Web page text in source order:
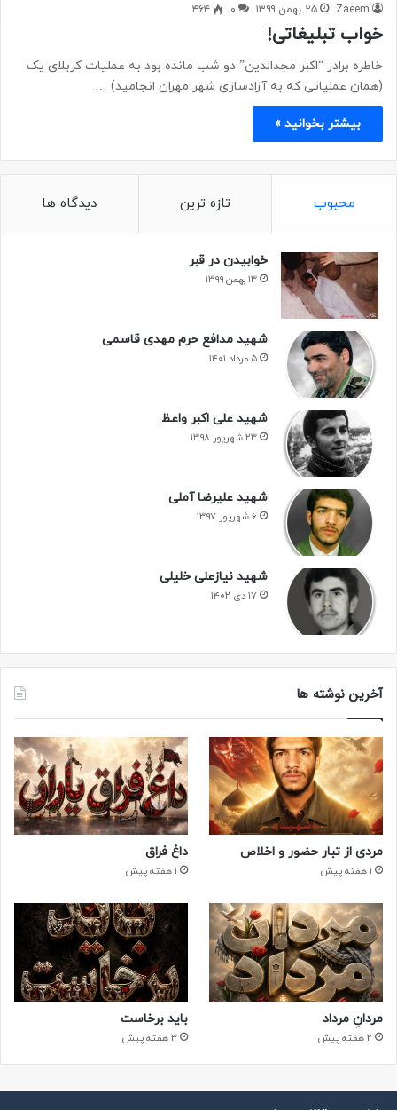
Zaeem ۲۵ بهمن ۱۳۹۹ ۰ ۴۶۴
خواب تبلیغاتی!
خاطره برادر “اکبر مجدالدین” دو شب مانده بود به عملیات کربلای یک
(همان عملیاتی که به آزادسازی شهر مهران انجامید) …
بیشتر بخوانید »
محبوب تازه ترین دیدگاه ها
خوابیدن در قبر
۱۳ بهمن ۱۳۹۹
شهید مدافع حرم مهدی قاسمی
۵ مرداد ۱۴۰۱
شهید علی اکبر واعظ
۲۳ شهریور ۱۳۹۸
شهید علیرضا آملی
۶ شهریور ۱۳۹۷
شهید نیازعلی خلیلی
۱۷ دی ۱۴۰۲
آخرین نوشته ها
مردی از تبار حضور و اخلاص
1 هفته پیش
داغ فراق
1 هفته پیش
مردانِ مرداد
2 هفته پیش
باید برخاست
3 هفته پیش